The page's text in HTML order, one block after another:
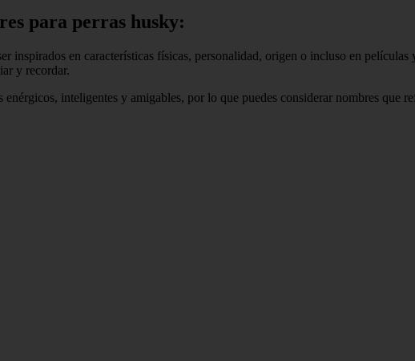
para perras husky:
inspirados en características físicas, personalidad, origen o incluso en
y recordar.
inteligentes y amigables, por lo que puedes considerar nombres que